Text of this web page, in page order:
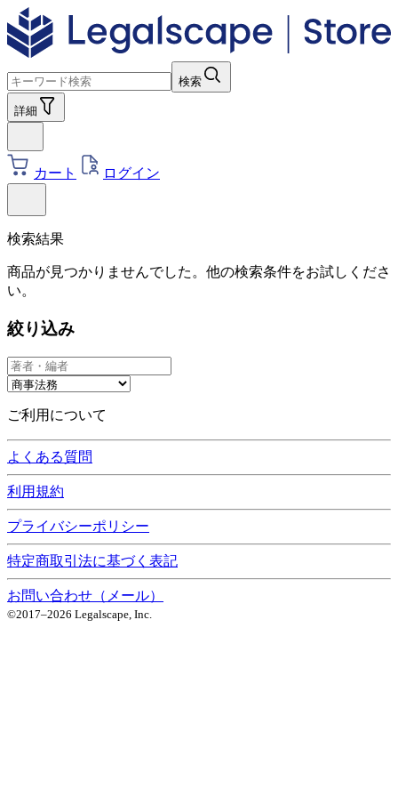
検索
詳細
カート ログイン
検索結果
商品が見つかりませんでした。他の検索条件をお試しくださ
い。
絞り込み
ご利用について
よくある質問
利用規約
プライバシーポリシー
特定商取引法に基づく表記
お問い合わせ（メール）
©2017–2026 Legalscape, Inc.